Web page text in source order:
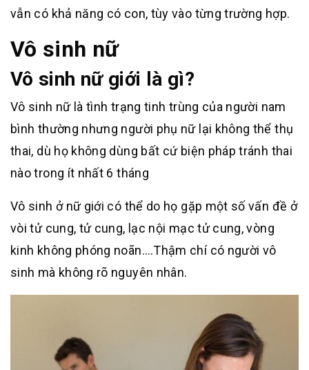
vẫn có khả năng có con, tùy vào từng trường hợp.
Vô sinh nữ
Vô sinh nữ giới là gì?
Vô sinh nữ là tình trạng tinh trùng của người nam
bình thường nhưng người phụ nữ lại không thể thụ
thai, dù họ không dùng bất cứ biện pháp tránh thai
nào trong ít nhất 6 tháng
Vô sinh ở nữ giới có thể do họ gặp một số vấn đề ở
vòi tử cung, tử cung, lạc nội mạc tử cung, vòng
kinh không phóng noãn….Thậm chí có người vô
sinh mà không rõ nguyên nhân.